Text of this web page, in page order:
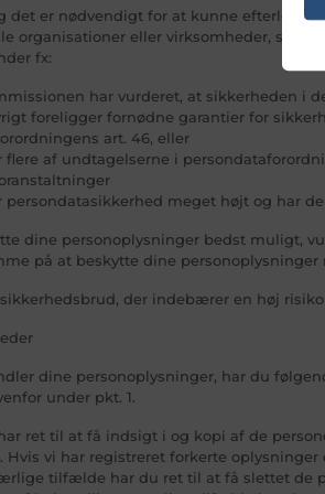
det er nødvendigt for at kunne efterleve
organisationer eller virksomheder, som
fx:
har vurderet, at sikkerheden
foreligger fornødne garantier for
art. 46, eller
flere af undtagelserne i
persondatasikkerhed meget højt og har
dine personoplysninger bedst muligt,
på at beskytte dine
der indebærer en høj
dine personoplysninger, har du
under pkt. 1.
ret til at få indsigt i og kopi af de
Hvis vi har registreret forkerte
tilfælde har du ret til at få slettet de